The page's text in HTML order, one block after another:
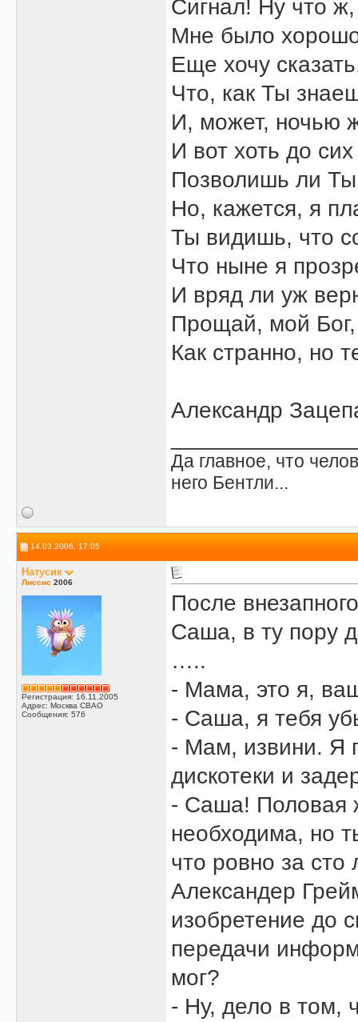
Сигнал! Ну что
Мне было
Еще хочу
Что, как Ты
И, может, ночью
И вот хоть до
Позволишь ли Ты
Но, кажется, я
Ты видишь, что
Что ныне я
И вряд ли уж
Прощай, мой Бог,
Как странно, но
Александр
Да главное, что
него Бентли...
14.03.2006, 17:05
Натусик
Лиссис 2006
Регистрация: 16.11.2005
Адрес: Москва СВАО
Сообщения: 576
После
Саша, в ту пору
…..
- Мама, это я,
- Саша, я тебя
- Мам, извини. Я
дискотеки и
- Саша! Половая
необходима, но
что ровно за сто
Александер
изобретение до
передачи
мог?
- Ну, дело в том,